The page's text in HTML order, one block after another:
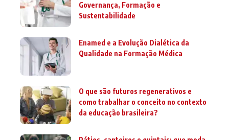
Governança, Formação e
Sustentabilidade
Enamed e a Evolução Dialética da
Qualidade na Formação Médica
O que são futuros regenerativos e
como trabalhar o conceito no contexto
da educação brasileira?